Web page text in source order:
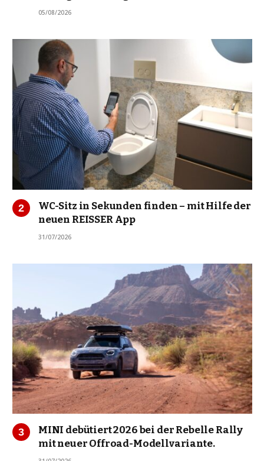
05/08/2026
WC-Sitz in Sekunden finden – mit Hilfe der
neuen REISSER App
31/07/2026
MINI debütiert 2026 bei der Rebelle Rally
mit neuer Offroad-Modellvariante.